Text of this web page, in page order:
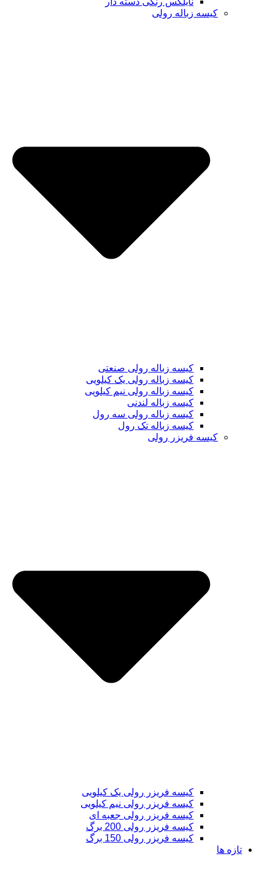
کیسه زباله رولی
کیسه زباله رولی صنعتی
کیسه زباله رولی یک کیلویی
کیسه زباله رولی نیم کیلویی
کیسه زباله لندنی
کیسه زباله رولی سه رول
کیسه زباله تک رول
کیسه فریزر رولی
کیسه فریزر رولی یک کیلویی
کیسه فریزر رولی نیم کیلویی
کیسه فریزر رولی جعبه ای
کیسه فریزر رولی 200 برگ
کیسه فریزر رولی 150 برگ
تازه ها